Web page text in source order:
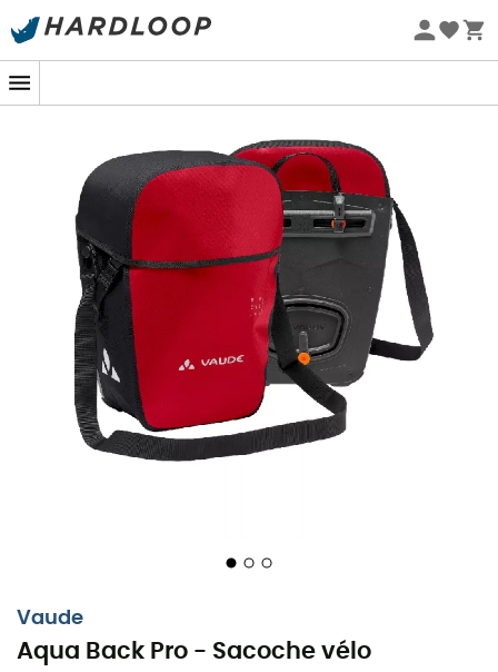
Promos d'été 🔥 -5 % EXTRA dès 2 produits* code Summer5
-5% Extra - Code Summer5
Vaude
Aqua Back Pro - Sacoche vélo